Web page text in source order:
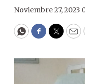
Noviembre 27, 2023
WhatsApp
Facebook